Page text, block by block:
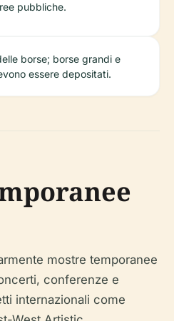
pubbliche.
borse; borse grandi e
essere depositati.
mostre temporanee
conferenze e
internazionali come